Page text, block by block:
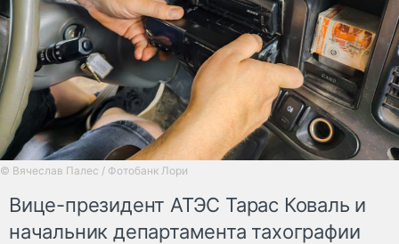
© Вячеслав Палес / Фотобанк Лори
Вице-президент АТЭС Тарас Коваль и
начальник департамента тахографии